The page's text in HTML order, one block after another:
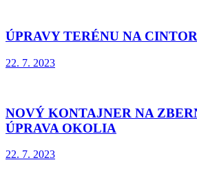
ÚPRAVY TERÉNU NA
22. 7. 2023
NOVÝ KONTAJNER NA
ÚPRAVA OKOLIA
22. 7. 2023